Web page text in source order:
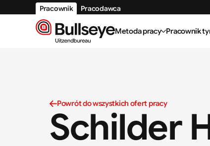
Powrót do wszystkich ofert pracy
Schilder
Pracownik Pracodawca
Metoda pracy Pracownik